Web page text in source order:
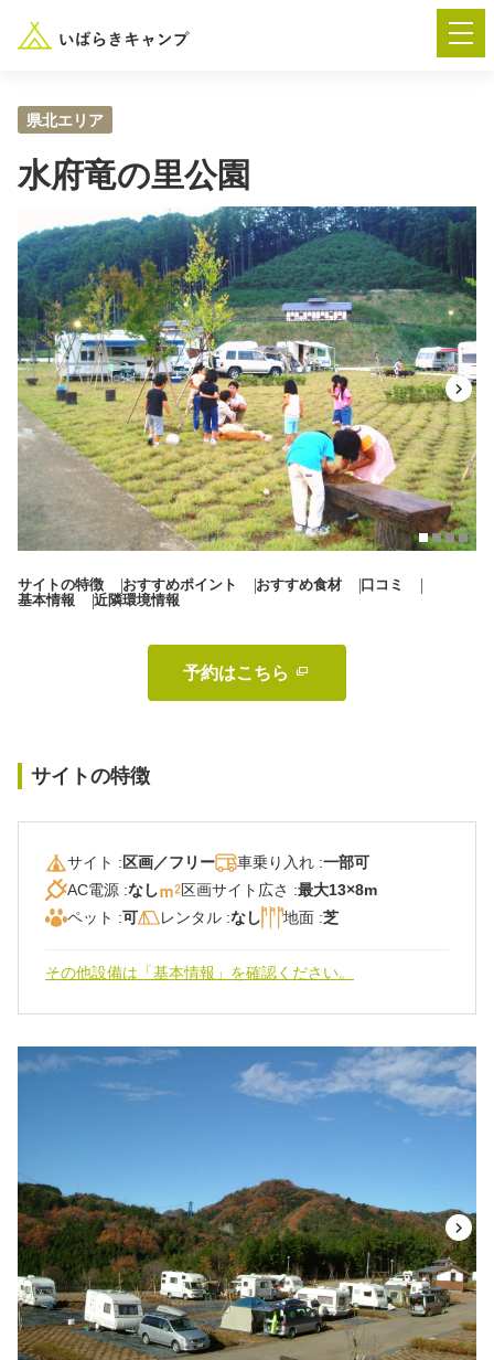
― AUTUMN FESTA 2026 ―
イベント-トップ
“いばらき”のキャンプ場を探す
楽しみ方 新着情報
イベント情報 春夏キャンプ
秋冬キャンプ 山間キャンプ
県北エリア
水府竜の里公園
サイトの特徴 おすすめポイント おすすめ食材
口コミ
基本情報
近隣環境情報
予約はこちら
サイトの特徴
サイト :区画／フリー 車乗り入れ :一部可
AC電源 :なし 区画サイト広さ :最大13×8m
ペット :可 レンタル :なし 地面 :芝
その他設備は「基本情報」を確認ください。